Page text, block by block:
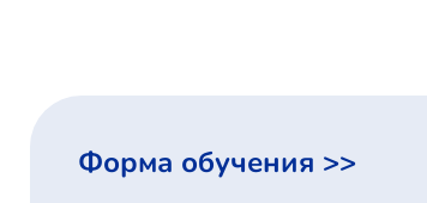
Форма обучения >>